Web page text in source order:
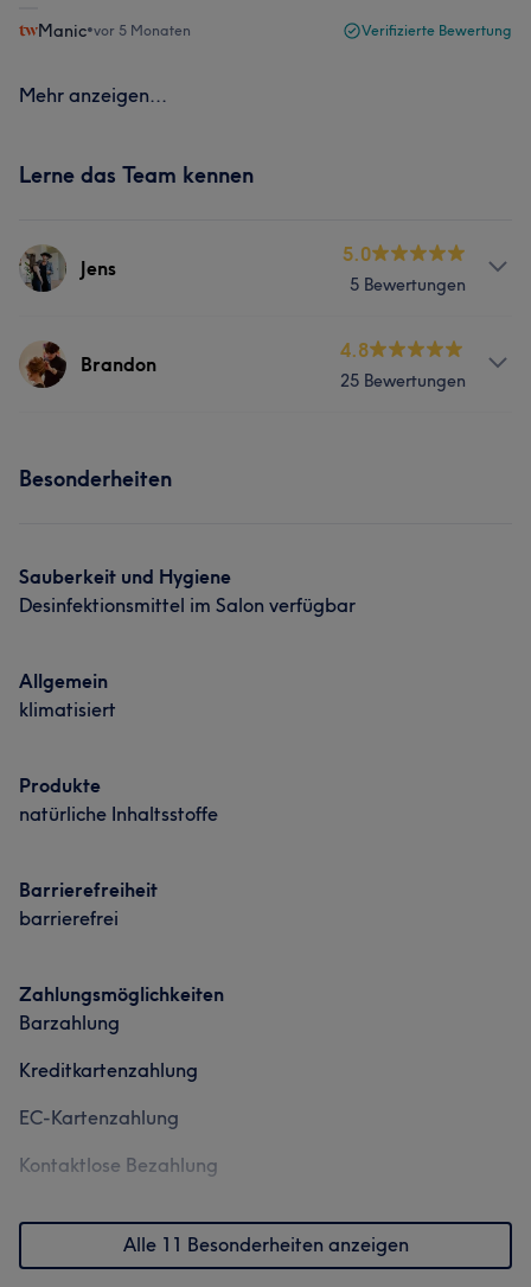
Manic•vor 5 Monaten Verifizierte Bewertung
Mehr anzeigen...
Lerne das Team kennen
Jens
5.0
5 Bewertungen
Services
Brandon
4.8
25 Bewertungen
Besonderheiten
Sauberkeit und Hygiene
Desinfektionsmittel im Salon verfügbar
Allgemein
klimatisiert
Produkte
natürliche Inhaltsstoffe
Barrierefreiheit
barrierefrei
Zahlungsmöglichkeiten
Barzahlung
Kreditkartenzahlung
EC-Kartenzahlung
Kontaktlose Bezahlung
Alle 11 Besonderheiten anzeigen